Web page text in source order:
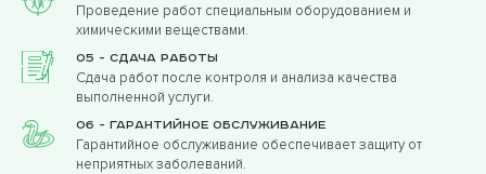
Проведение работ специальным оборудованием и
химическими веществами.
05 - Сдача работы
Сдача работ после контроля и анализа качества
выполненной услуги.
06 - Гарантийное обслуживание
Гарантийное обслуживание обеспечивает защиту от
неприятных заболеваний.